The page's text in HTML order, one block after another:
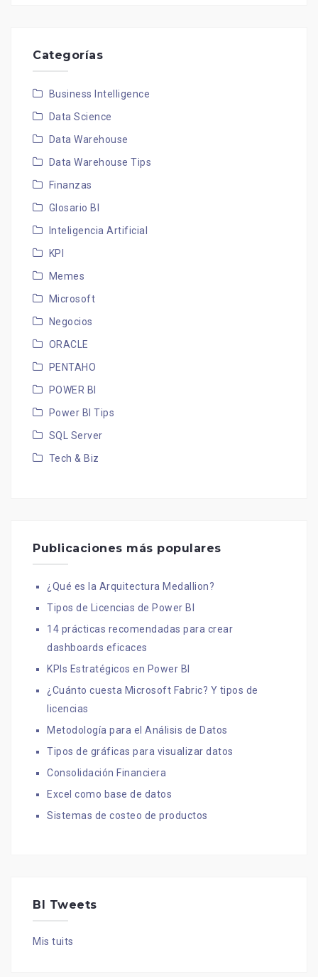
Categorías
Business Intelligence
Data Science
Data Warehouse
Data Warehouse Tips
Finanzas
Glosario BI
Inteligencia Artificial
KPI
Memes
Microsoft
Negocios
ORACLE
PENTAHO
POWER BI
Power BI Tips
SQL Server
Tech & Biz
Publicaciones más populares
¿Qué es la Arquitectura Medallion?
Tipos de Licencias de Power BI
14 prácticas recomendadas para crear
dashboards eficaces
KPIs Estratégicos en Power BI
¿Cuánto cuesta Microsoft Fabric? Y tipos de
licencias
Metodología para el Análisis de Datos
Tipos de gráficas para visualizar datos
Consolidación Financiera
Excel como base de datos
Sistemas de costeo de productos
BI Tweets
Mis tuits